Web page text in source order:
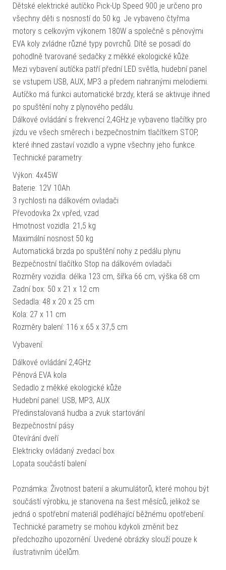
Dětské elektrické autíčko Pick-Up Speed 900 je určeno pro
všechny děti s nosností do 50 kg. Je vybaveno čtyřma
motory s celkovým výkonem 180W a společně s pěnovými
EVA koly zvládne různé typy povrchů. Dítě se posadí do
pohodlně tvarované sedačky z měkké ekologické kůže.
Mezi vybavení autíčka patří přední LED světla, hudební panel
se vstupem USB, AUX, MP3 a předem nahranými melodiemi.
Autíčko má funkci automatické brzdy, která se aktivuje ihned
po spuštění nohy z plynového pedálu.
Dálkové ovládání s frekvencí 2,4GHz je vybaveno tlačítky pro
jízdu ve všech směrech i bezpečnostním tlačítkem STOP,
které ihned zastaví vozidlo a vypne všechny jeho funkce.
Technické parametry:
Výkon: 4x45W
Baterie: 12V 10Ah
3 rychlosti na dálkovém ovladači
Převodovka 2x vpřed, vzad
Hmotnost vozidla: 21,5 kg
Maximální nosnost 50 kg
Automatická brzda po spuštění nohy z pedálu plynu
Bezpečnostní tlačítko Stop na dálkovém ovladači
Rozměry vozidla: délka 123 cm, šířka 66 cm, výška 68 cm
Zadní box: 50 x 21 x 12 cm
Sedadla: 48 x 20 x 25 cm
Kola: 27 x 11 cm
Rozměry balení: 116 x 65 x 37,5 cm
Vybavení:
Dálkové ovládání 2,4GHz
Pěnová EVA kola
Sedadlo z měkké ekologické kůže
Hudební panel: USB, MP3, AUX
Předinstalovaná hudba a zvuk startování
Bezpečnostní pásy
Otevírání dveří
Elektricky ovládaný zvedací box
Lopata součástí balení
Poznámka: Životnost baterií a akumulátorů, které mohou být
součástí výrobku, je stanovena na šest měsíců, jelikož se
jedná o spotřební materiál podléhající běžnému opotřebení.
Technické parametry se mohou kdykoli změnit bez
předchozího upozornění. Uvedené obrázky slouží pouze k
ilustrativním účelům.